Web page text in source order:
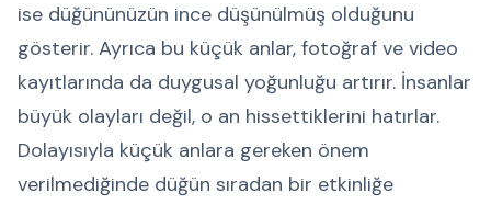
ise düğününüzün ince düşünülmüş olduğunu
gösterir. Ayrıca bu küçük anlar, fotoğraf ve video
kayıtlarında da duygusal yoğunluğu artırır. İnsanlar
büyük olayları değil, o an hissettiklerini hatırlar.
Dolayısıyla küçük anlara gereken önem
verilmediğinde düğün sıradan bir etkinliğe